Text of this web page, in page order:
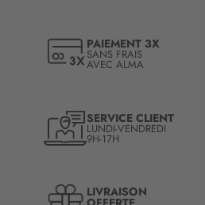
PAIEMENT 3X
SANS FRAIS
AVEC ALMA
SERVICE CLIENT
LUNDI-VENDREDI
9H-17H
LIVRAISON